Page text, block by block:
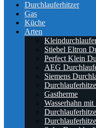
Durchlauferhitzer
Gas
Küche
Arten
Stiebel Eltron
Perfect Klein
AEG
Siemens
Gastherme
Wasserhahn